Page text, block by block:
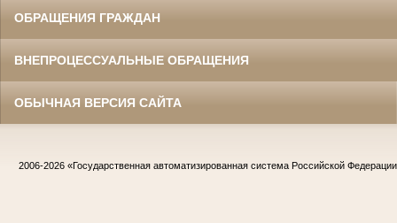
ОБРАЩЕНИЯ ГРАЖДАН
ВНЕПРОЦЕССУАЛЬНЫЕ ОБРАЩЕНИЯ
ОБЫЧНАЯ ВЕРСИЯ САЙТА
2006-2026 «Государственная автоматизированная система Российской